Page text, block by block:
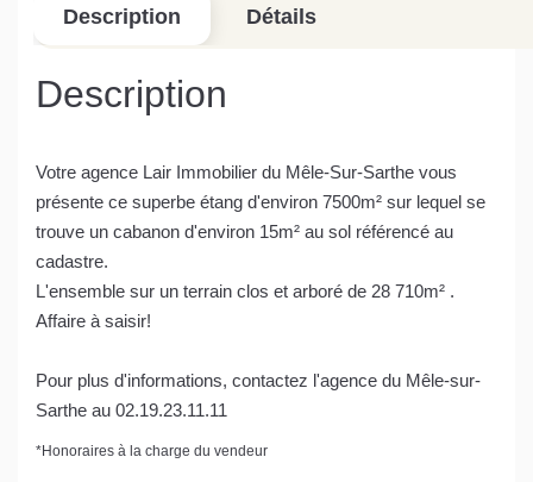
Description Détails
Description
Votre agence Lair Immobilier du Mêle-Sur-Sarthe vous
présente ce superbe étang d'environ 7500m² sur lequel se
trouve un cabanon d'environ 15m² au sol référencé au
cadastre.
L'ensemble sur un terrain clos et arboré de 28 710m² .
Affaire à saisir!
Pour plus d'informations, contactez l'agence du Mêle-sur-
Sarthe au 02.19.23.11.11
*Honoraires à la charge du vendeur